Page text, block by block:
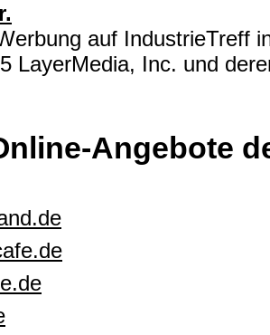
auf IndustrieTreff
LayerMedia, Inc. und
Angebote